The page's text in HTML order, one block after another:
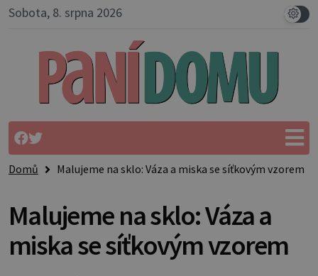
Sobota, 8. srpna 2026
Domů Malujeme na sklo: Váza a miska se síťkovým vzorem
Malujeme na sklo: Váza a
miska se síťkovým vzorem